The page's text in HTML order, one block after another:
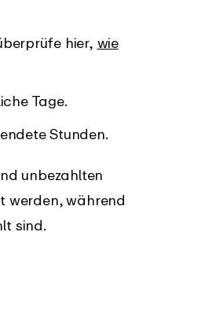
hier, wie
Tage.
Stunden.
unbezahlten
werden, während
sind.